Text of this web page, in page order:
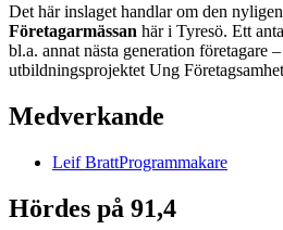
Det här inslaget handlar om den
Företagarmässan här i Tyresö. Ett
bl.a. annat nästa generation företagare
utbildningsprojektet Ung
Medverkande
Leif BrattProgrammakare
Hördes på 91,4